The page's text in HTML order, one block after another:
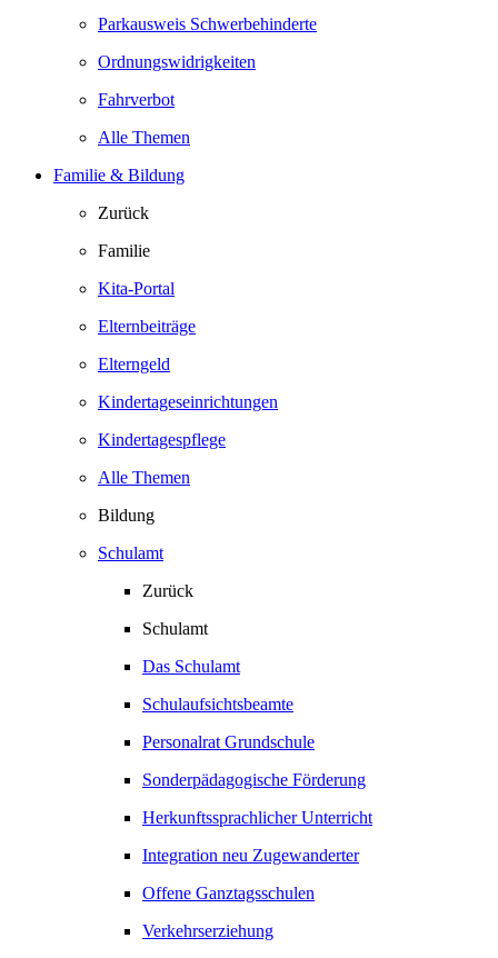
Parkausweis Schwerbehinderte
Ordnungswidrigkeiten
Fahrverbot
Alle Themen
Familie & Bildung
Zurück
Familie
Kita-Portal
Elternbeiträge
Elterngeld
Kindertageseinrichtungen
Kindertagespflege
Alle Themen
Bildung
Schulamt
Zurück
Schulamt
Das Schulamt
Schulaufsichtsbeamte
Personalrat Grundschule
Sonderpädagogische Förderung
Herkunftssprachlicher Unterricht
Integration neu Zugewanderter
Offene Ganztagsschulen
Verkehrserziehung